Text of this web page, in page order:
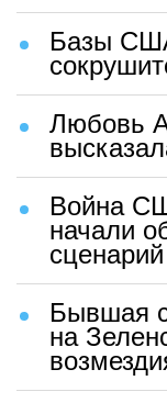
Базы
Любовь
Война
начали
сценарий
Бывшая
на